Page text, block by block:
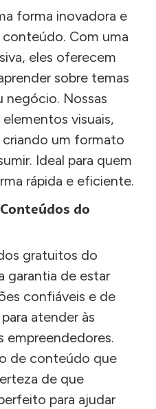
forma inovadora e
Com uma
eles oferecem
sobre temas
negócio. Nossas
visuais,
um formato
Ideal para quem
rápida e eficiente.
do
gratuitos do
garantia de estar
confiáveis e de
atender às
empreendedores.
de conteúdo que
de que
para ajudar